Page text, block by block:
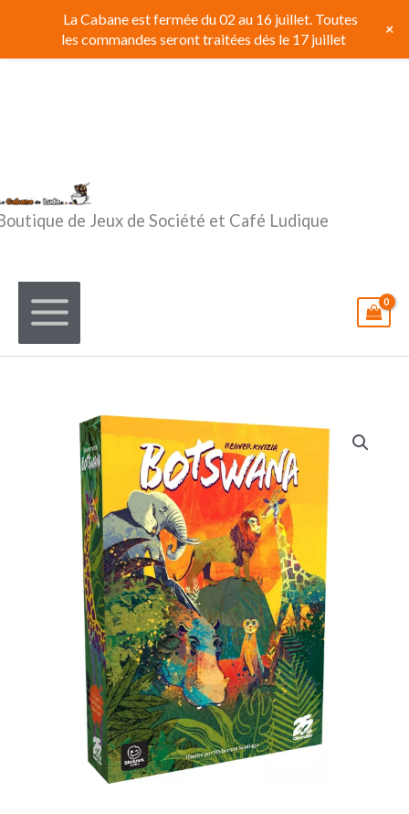
contenu
de Jeux de Société et Café Ludique
La Cabane est fermée du 02 au 16 juillet. Toutes
les commandes seront traitées dés le 17 juillet
+